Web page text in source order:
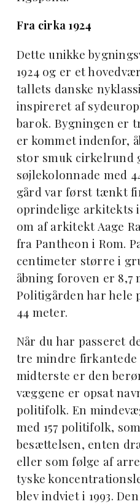
Fra cirka 1924
Dette unikke
1924 og er et
tallets danske
inspireret af
barok. Bygningen er
er kommet indenfor,
stor smuk cirkelrund
søjlekolonnade med
gård var først tænkt
oprindelige arkitekts
om af arkitekt Aage
fra Pantheon i Rom.
centimeter større i
åbning foroven er 8,7
Politigården har hele
44 meter.
Når du har passeret
tre mindre firkantede
midterste er den
væggene er opsat
politifolk. En
med 157 politifolk,
besættelsen, enten
eller som følge af
tyske
blev indviet i 1993.